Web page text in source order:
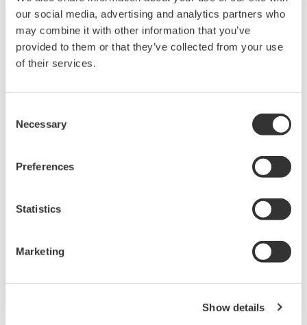
our social media, advertising and analytics partners who
may combine it with other information that you’ve
provided to them or that they’ve collected from your use
of their services.
Selection
Necessary
Preferences
Statistics
Marketing
Show details
DX1000/DX2000 mit Tastenbedienung
Datenerfassungssystem mit Anzeige. Sein HMI
Industrieanwendungen, Audit Trails und